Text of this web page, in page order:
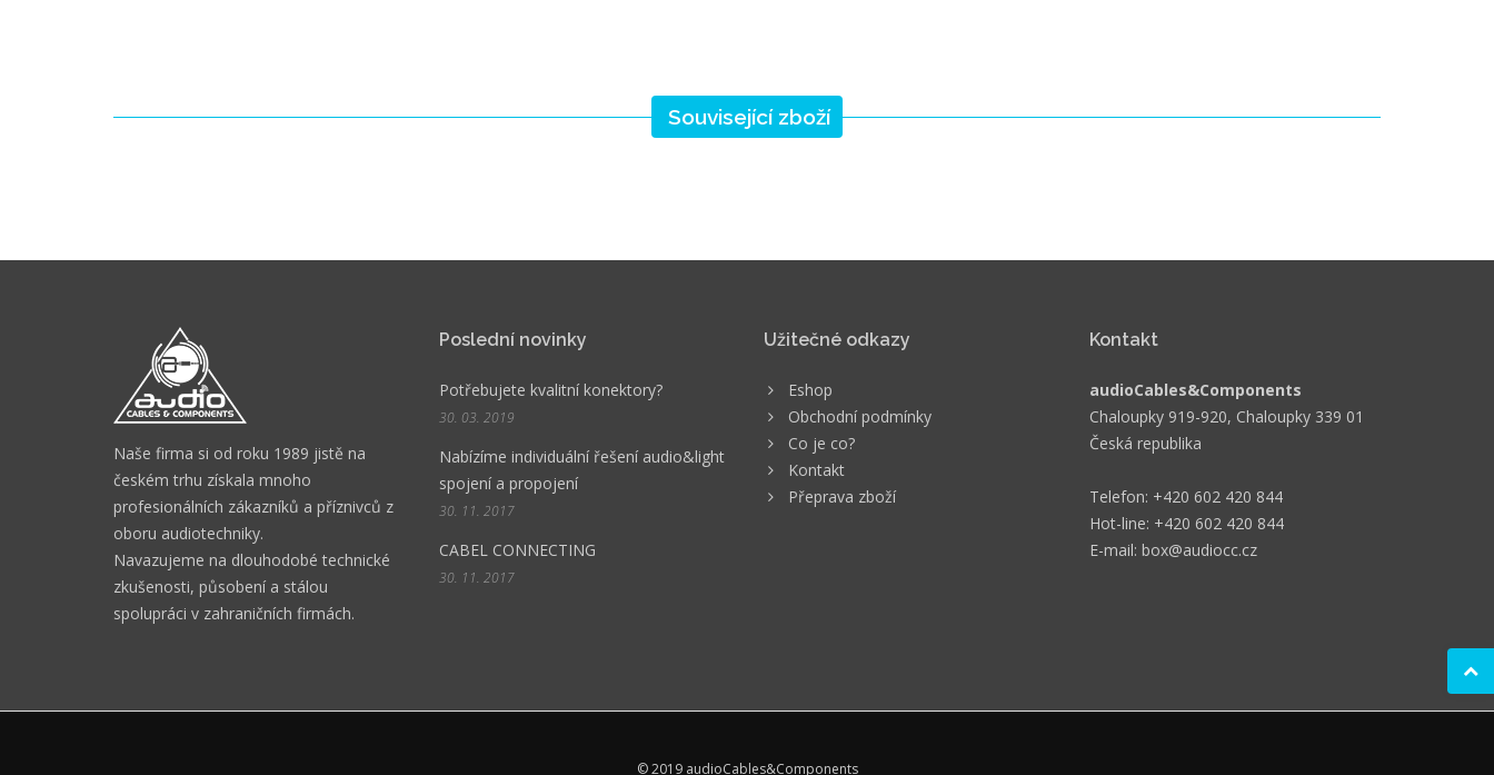
Související zboží
Naše firma si od roku 1989 jistě na
českém trhu získala mnoho
profesionálních zákazníků a příznivců z
oboru audiotechniky.
Navazujeme na dlouhodobé technické
zkušenosti, působení a stálou
spolupráci v zahraničních firmách.
Poslední novinky
Potřebujete kvalitní konektory?
30. 03. 2019
Nabízíme individuální řešení audio&light
spojení a propojení
30. 11. 2017
CABEL CONNECTING
30. 11. 2017
Užitečné odkazy
Eshop
Obchodní podmínky
Co je co?
Kontakt
Přeprava zboží
Kontakt
audioCables&Components
Chaloupky 919-920, Chaloupky 339 01
Česká republika
Telefon: +420 602 420 844
Hot-line: +420 602 420 844
E-mail: box@audiocc.cz
© 2019 audioCables&Components